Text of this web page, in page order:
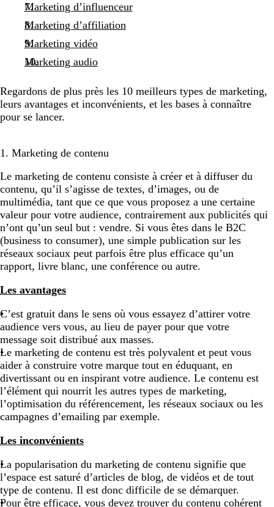
Marketing d’influenceur
Marketing d’affiliation
Marketing vidéo
Marketing audio
Regardons de plus près les 10 meilleurs types de marketing,
leurs avantages et inconvénients, et les bases à connaître
pour se lancer.
1. Marketing de contenu
Le marketing de contenu consiste à créer et à diffuser du
contenu, qu’il s’agisse de textes, d’images, ou de
multimédia, tant que ce que vous proposez a une certaine
valeur pour votre audience, contrairement aux publicités qui
n’ont qu’un seul but : vendre. Si vous êtes dans le B2C
(business to consumer), une simple publication sur les
réseaux sociaux peut parfois être plus efficace qu’un
rapport, livre blanc, une conférence ou autre.
Les avantages
C’est gratuit dans le sens où vous essayez d’attirer votre
audience vers vous, au lieu de payer pour que votre
message soit distribué aux masses.
Le marketing de contenu est très polyvalent et peut vous
aider à construire votre marque tout en éduquant, en
divertissant ou en inspirant votre audience. Le contenu est
l’élément qui nourrit les autres types de marketing,
l’optimisation du référencement, les réseaux sociaux ou les
campagnes d’emailing par exemple.
Les inconvénients
La popularisation du marketing de contenu signifie que
l’espace est saturé d’articles de blog, de vidéos et de tout
type de contenu. Il est donc difficile de se démarquer.
Pour être efficace, vous devez trouver du contenu cohérent